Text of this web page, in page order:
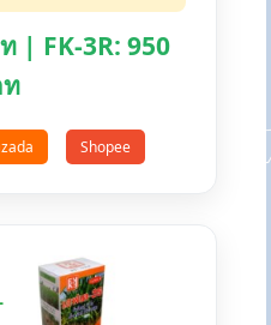
| FK-3R: 950
Shopee